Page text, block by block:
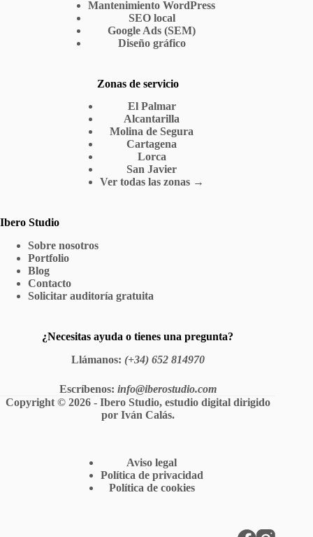
Mantenimiento WordPress
SEO local
Google Ads (SEM)
Diseño gráfico
Zonas de servicio
El Palmar
Alcantarilla
Molina de Segura
Cartagena
Lorca
San Javier
Ver todas las zonas →
Ibero Studio
Sobre nosotros
Portfolio
Blog
Contacto
Solicitar auditoría gratuita
¿Necesitas ayuda o tienes una pregunta?
Llámanos: (+34) 652 814970
Escríbenos: info@iberostudio.com
Copyright © 2026 - Ibero Studio, estudio digital dirigido
por Iván Calás.
Aviso legal
Política de privacidad
Política de cookies